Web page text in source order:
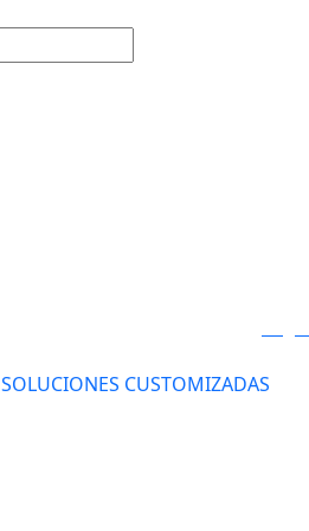
SOLUCIONES CUSTOMIZADAS